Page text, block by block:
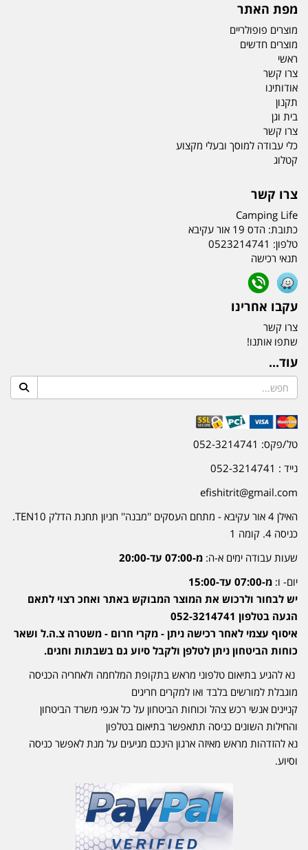
מפת האתר
מוצרים פופולריים
מוצרים חדשים
ראשי
צרו קשר
אודותינו
תקנון
בית וגן
צרו קשר
כלי עבודה למוסך ובעלי מקצוע
קטלוג
צרו קשר
Camping Life
כתובת: הדס 19 אור עקיבא
טלפון: 0523214741
תנאי רכישה
עקבו אחרינו
צרו קשר
שתפו אותנו!
עוד...
טל/פקס: 052-3214741
נייד : 052-3214741
efishitrit@gmail.com
האילן 4 אור עקיבא - מתחם העסקים ''מבנה'' חניון תחנת הדלק TEN10.
כניסה 4. קומה 1
שעות עבודה ימים א-ה: מ-07:00 עד-20:00
יום- ו: מ-07:00 עד-15:00
יש לבחור ולרכוש את המוצר המבוקש באתר ואחכ רצוי לתאם
הגעה בטלפון 052-3214741
איסוף עצמי לאחר רכישה ניתן - מקרי חרום - משטרה צ.ה.ל ושאר
כוחות הביטחון ניתן לטלפן ולקבל סיוע גם בשבתות וחגים.
נא להגיע בתיאום טלפוני מראש בתקופת המלחמה ולאחריה הכניסה
מוגבלת למורשים בלבד ואו למקרים חריגים
קניינים אנשי רכש צהל וכוחות הביטחון על כל אגפי משרד הביטחון
והחילות השונים כניסה תתאפשר בתיאום בטלפון
נא להזדהות מראש מאיזה ארגון הינכם מגיעים על מנת לאפשר כניסה
וסיוע.